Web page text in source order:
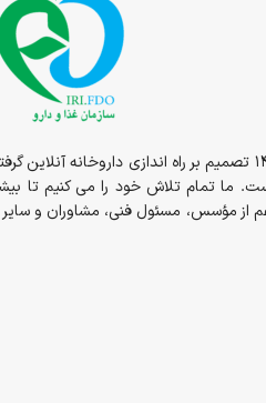
از سال 1394در قالب داروخانه حضوری مسئولیت ما شروع و در سال 1398 داروخانه به صورت شبانه روزی در خدمت شما عزیزان
ما تمام تلاش خود را می کنیم تا
از مؤسس، مسئول فنی، مشاوران و